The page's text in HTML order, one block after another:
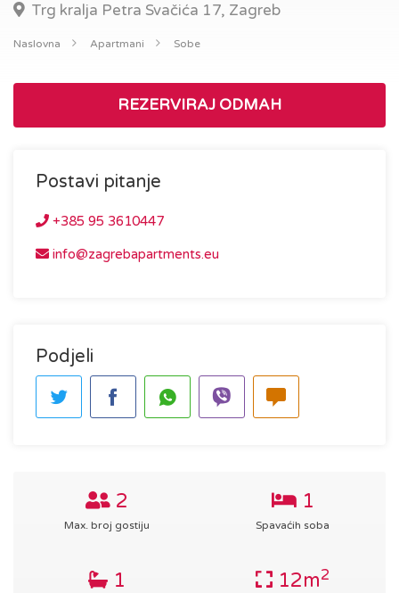
Trg kralja Petra Svačića 17, Zagreb
Naslovna Apartmani Sobe
REZERVIRAJ ODMAH
Postavi pitanje
+385 95 3610447
info@zagrebapartments.eu
Podjeli
2
Max. broj gostiju
1
Spavaćih soba
1 12m2